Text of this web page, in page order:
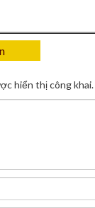
hiển thị công khai.